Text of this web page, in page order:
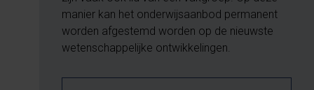
manier kan het onderwijsaanbod permanent
worden afgestemd worden op de nieuwste
wetenschappelijke ontwikkelingen.